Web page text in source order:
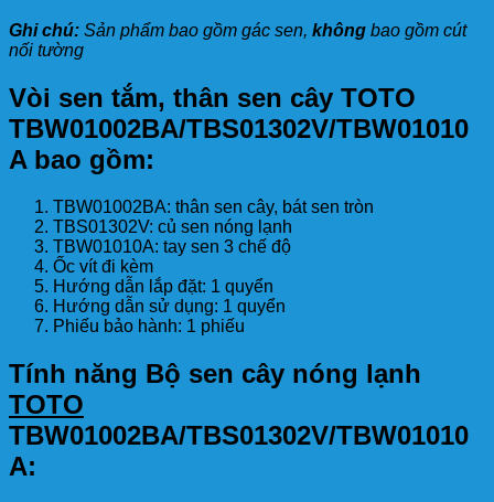
Ghi chú: Sản phẩm bao gồm gác sen, không bao gồm cút
nối tường
Vòi sen tắm, thân sen cây TOTO
TBW01002BA/TBS01302V/TBW01010
A bao gồm:
TBW01002BA: thân sen cây, bát sen tròn
TBS01302V: củ sen nóng lạnh
TBW01010A: tay sen 3 chế độ
Ốc vít đi kèm
Hướng dẫn lắp đặt: 1 quyển
Hướng dẫn sử dụng: 1 quyển
Phiếu bảo hành: 1 phiếu
Tính năng Bộ sen cây nóng lạnh
TOTO
TBW01002BA/TBS01302V/TBW01010
A: